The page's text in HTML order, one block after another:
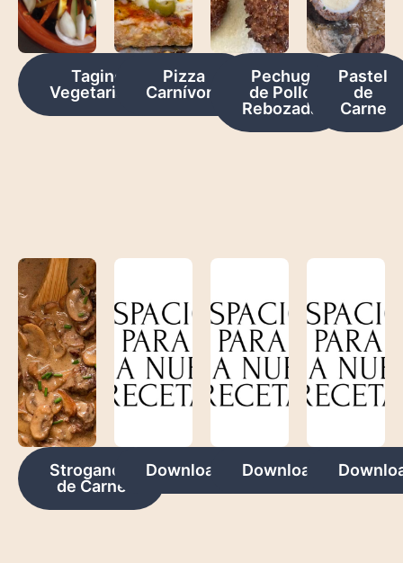
Tagine
Vegetariano
Pizza
Carnívora
Pechug
de Pollo
Rebozada
Pastel
de
Carne
Stroganoff
de Carne
Download Download